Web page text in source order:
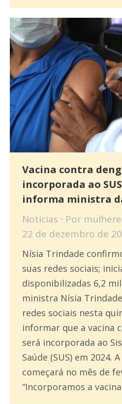
Vacina contra
incorporada ao
informa ministra
Notícias Por
22 de dezembro de
Nísia Trindade
suas redes sociais;
disponibilizadas 6,2
ministra Nísia
redes sociais nesta
informar que a vacina
será incorporada ao
Saúde (SUS) em 2024.
começará no mês de
“Incorporamos a